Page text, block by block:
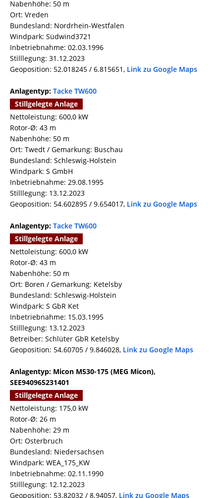
Nabenhöhe: 50 m
Ort: Vreden
Bundesland: Nordrhein-Westfalen
Windpark: Südwind3721
Inbetriebnahme: 02.03.1996
Stilllegung: 31.12.2023
Geoposition: 52.018245 / 6.815651, Link zu Google Maps
Anlagentyp: Tacke TW600
Stillgelegte Anlage
Nettoleistung: 600,0 kW
Rotor-Ø: 43 m
Nabenhöhe: 50 m
Ort: Twedt / Gemarkung: Buschau
Bundesland: Schleswig-Holstein
Windpark: S GmbH
Inbetriebnahme: 29.08.1995
Stilllegung: 13.12.2023
Geoposition: 54.602895 / 9.654017, Link zu Google Maps
Anlagentyp: Tacke TW600
Stillgelegte Anlage
Nettoleistung: 600,0 kW
Rotor-Ø: 43 m
Nabenhöhe: 50 m
Ort: Boren / Gemarkung: Ketelsby
Bundesland: Schleswig-Holstein
Windpark: S GbR Ket
Inbetriebnahme: 15.03.1995
Stilllegung: 13.12.2023
Betreiber: Schlüter GbR Ketelsby
Geoposition: 54.60705 / 9.846028, Link zu Google Maps
Anlagentyp: Micon M530-175 (MEG Micon),
SEE940965231401
Stillgelegte Anlage
Nettoleistung: 175,0 kW
Rotor-Ø: 26 m
Nabenhöhe: 29 m
Ort: Osterbruch
Bundesland: Niedersachsen
Windpark: WEA_175_KW
Inbetriebnahme: 02.11.1990
Stilllegung: 12.12.2023
Geoposition: 53.82032 / 8.94057, Link zu Google Maps